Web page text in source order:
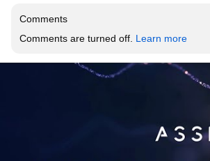
Comments
Comments are turned off. Learn more